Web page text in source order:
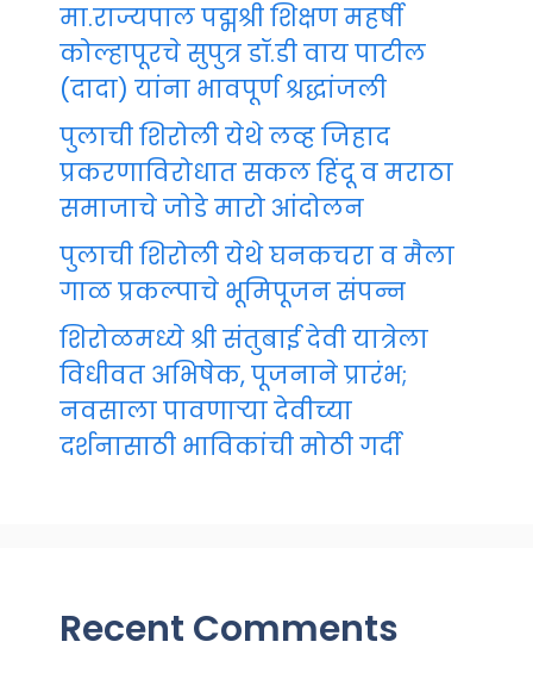
मा.राज्यपाल पद्मश्री शिक्षण महर्षी
कोल्हापूरचे सुपुत्र डॉ.डी वाय पाटील
(दादा) यांना भावपूर्ण श्रद्धांजली
पुलाची शिरोली येथे लव्ह जिहाद
प्रकरणाविरोधात सकल हिंदू व मराठा
समाजाचे जोडे मारो आंदोलन
पुलाची शिरोली येथे घनकचरा व मैला
गाळ प्रकल्पाचे भूमिपूजन संपन्न
शिरोळमध्ये श्री संतुबाई देवी यात्रेला
विधीवत अभिषेक, पूजनाने प्रारंभ;
नवसाला पावणाऱ्या देवीच्या
दर्शनासाठी भाविकांची मोठी गर्दी
Recent Comments